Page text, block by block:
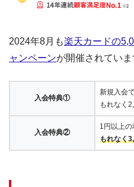
2024年8月も楽天カードの
ャンペーンが開催されていま
入会特典①
新規入会
もれなく
入会特典②
1円以上の
もれなく